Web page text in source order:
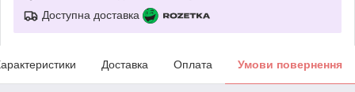
Доступна доставка
Доставка Оплата Умови повернення